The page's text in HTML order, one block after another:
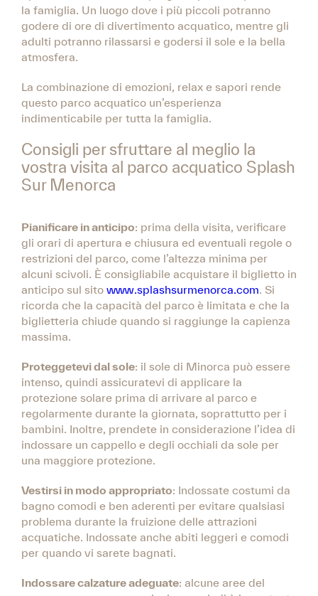
la famiglia. Un luogo dove i più piccoli potranno
godere di ore di divertimento acquatico, mentre gli
adulti potranno rilassarsi e godersi il sole e la bella
atmosfera.
La combinazione di emozioni, relax e sapori rende
questo parco acquatico un’esperienza
indimenticabile per tutta la famiglia.
Consigli per sfruttare al meglio la
vostra visita al parco acquatico Splash
Sur Menorca
Pianificare in anticipo: prima della visita, verificare
gli orari di apertura e chiusura ed eventuali regole o
restrizioni del parco, come l’altezza minima per
alcuni scivoli. È consigliabile acquistare il biglietto in
anticipo sul sito www.splashsurmenorca.com. Si
ricorda che la capacità del parco è limitata e che la
biglietteria chiude quando si raggiunge la capienza
massima.
Proteggetevi dal sole: il sole di Minorca può essere
intenso, quindi assicuratevi di applicare la
protezione solare prima di arrivare al parco e
regolarmente durante la giornata, soprattutto per i
bambini. Inoltre, prendete in considerazione l’idea di
indossare un cappello e degli occhiali da sole per
una maggiore protezione.
Vestirsi in modo appropriato: Indossate costumi da
bagno comodi e ben aderenti per evitare qualsiasi
problema durante la fruizione delle attrazioni
acquatiche. Indossate anche abiti leggeri e comodi
per quando vi sarete bagnati.
Indossare calzature adeguate: alcune aree del